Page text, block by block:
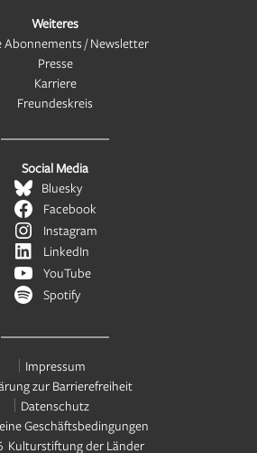
Weiteres
Abonnements / Newsletter
Presse
Karriere
Freundeskreis
Social Media
Bluesky
Facebook
Instagram
LinkedIn
YouTube
Spotify
Impressum
zur Barrierefreiheit
Datenschutz
Geschäftsbedingungen
Kulturstiftung der Länder